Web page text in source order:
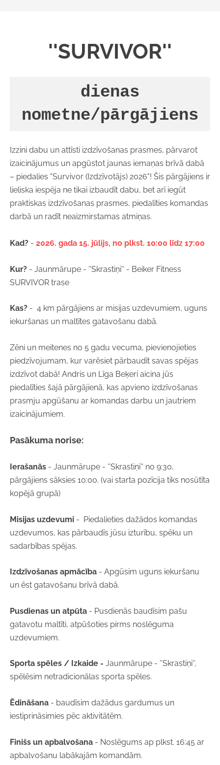
''SURVIVOR''
dienas
nometne/pārgājiens
Izzini dabu un attīsti izdzīvošanas prasmes, pārvarot
izaicinājumus un apgūstot jaunas iemaņas brīvā dabā
– piedalies "Survivor (Izdzīvotājs) 2026"! Šis pārgājiens ir
lieliska iespēja ne tikai izbaudīt dabu, bet arī iegūt
praktiskas izdzīvošanas prasmes, piedalīties komandas
darbā un radīt neaizmirstamas atmiņas.
Kad? - 2026. gada 15. jūlijs, no plkst. 10:00 līdz 17:00
Kur? - Jaunmārupe - ''Skrastiņi'' - Beiker Fitness
SURVIVOR trase
Kas? - 4 km pārgājiens ar misijas uzdevumiem, uguns
iekuršanas un maltītes gatavošanu dabā.
Zēni un meitenes no 5 gadu vecuma, pievienojieties
piedzīvojumam, kur varēsiet pārbaudīt savas spējas
izdzīvot dabā! Andris un Līga Beķeri aicina jūs
piedalīties šajā pārgājienā, kas apvieno izdzīvošanas
prasmju apgūšanu ar komandas darbu un jautriem
izaicinājumiem.
Pasākuma norise:
Ierašanās - Jaunmārupe - ''Skrastiņi'' no 9:30,
pārgājiens sāksies 10:00. (vai starta pozīcija tiks nosūtīta
kopējā grupā)
Misijas uzdevumi - Piedalieties dažādos komandas
uzdevumos, kas pārbaudīs jūsu izturību, spēku un
sadarbības spējas.
Izdzīvošanas apmācība - Apgūsim uguns iekuršanu
un ēst gatavošanu brīvā dabā.
Pusdienas un atpūta - Pusdienās baudīsim pašu
gatavotu maltīti, atpūšoties pirms noslēguma
uzdevumiem.
Sporta spēles / Izkaide - Jaunmārupe - ''Skrastiņi'',
spēlēsim netradicionālas sporta spēles.
Ēdināšana - baudīsim dažādus gardumus un
iestiprināsimies pēc aktivitātēm.
Finišs un apbalvošana - Noslēgums ap plkst. 16:45 ar
apbalvošanu labākajām komandām.